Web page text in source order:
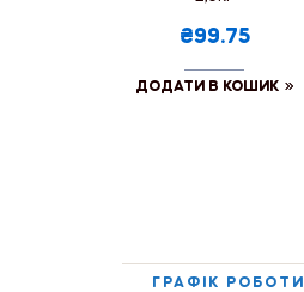
₴99.75
ДОДАТИ В КОШИК
ГРАФІК РОБОТИ